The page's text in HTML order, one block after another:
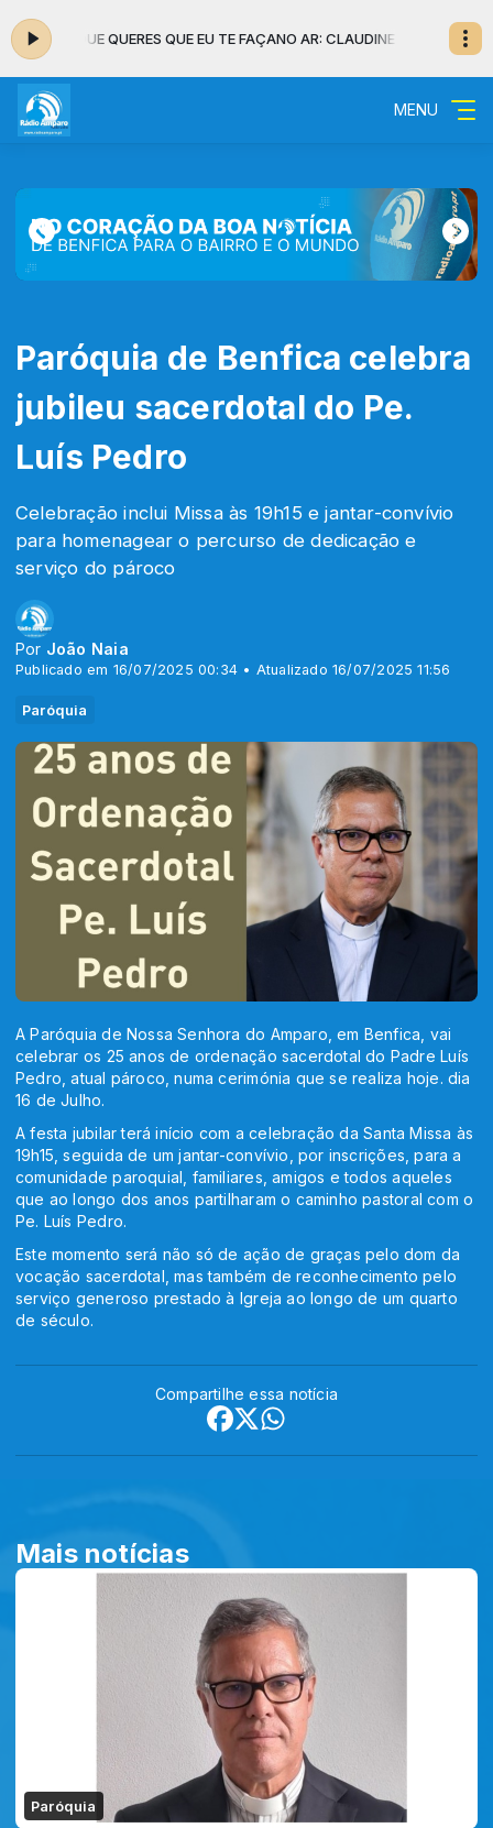
- O QUE QUERES QUE EU TE FAÇANO AR: CLAUDINE PINHEIRO - O
MENU
Paróquia de Benfica celebra
jubileu sacerdotal do Pe.
Luís Pedro
Celebração inclui Missa às 19h15 e jantar-convívio
para homenagear o percurso de dedicação e
serviço do pároco
Por João Naia
Publicado em 16/07/2025 00:34 • Atualizado 16/07/2025 11:56
Paróquia
A Paróquia de Nossa Senhora do Amparo, em Benfica, vai
celebrar os 25 anos de ordenação sacerdotal do Padre Luís
Pedro, atual pároco, numa cerimónia que se realiza hoje. dia
16 de Julho.
A festa jubilar terá início com a celebração da Santa Missa às
19h15, seguida de um jantar-convívio, por inscrições, para a
comunidade paroquial, familiares, amigos e todos aqueles
que ao longo dos anos partilharam o caminho pastoral com o
Pe. Luís Pedro.
Este momento será não só de ação de graças pelo dom da
vocação sacerdotal, mas também de reconhecimento pelo
serviço generoso prestado à Igreja ao longo de um quarto
de século.
Compartilhe essa notícia
Mais notícias
Paróquia